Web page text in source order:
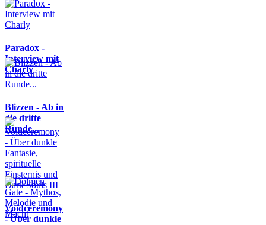
Paradox -
Interview mit
Charly
Blizzen - Ab in
die dritte
Runde...
Voidceremony
- Über dunkle